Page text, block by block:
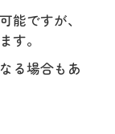
能ですが、
す。
る場合もあ